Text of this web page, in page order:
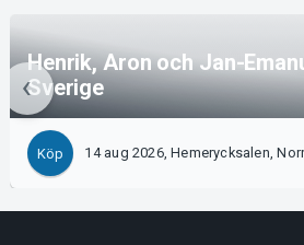
Henrik, Aron och Jan-
Sverige
Köp 14 aug 2026, Hemerycksalen,